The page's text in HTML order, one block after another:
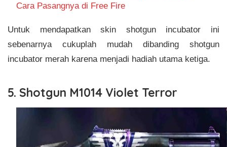
Cara Pasangnya di Free Fire
Untuk mendapatkan skin shotgun incubator ini
sebenarnya cukuplah mudah dibanding shotgun
incubator merah karena menjadi hadiah utama ketiga.
5. Shotgun M1014 Violet Terror